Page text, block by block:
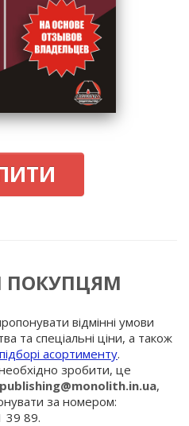
ПОКУПЦЯМ
відмінні умови
та спеціальні ціни, а також
асортименту.
зробити, це
publishing@monolith.in.ua,
за номером:
39 89.